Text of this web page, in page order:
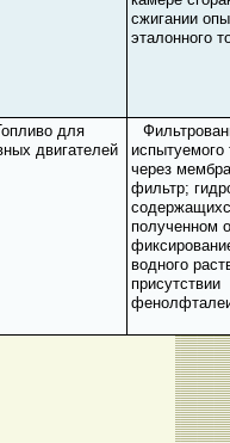
сжигании
эталонного
для
двигателей
испытуемого
через
фильтр;
полученном
водного
присутствии